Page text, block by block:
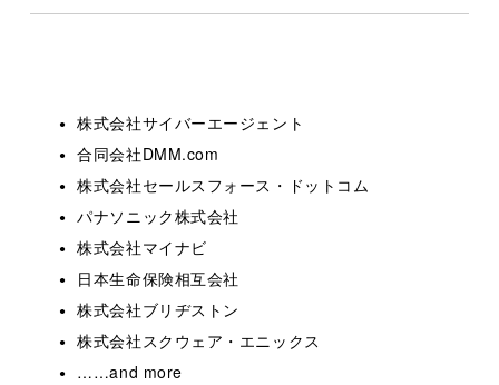
ない疑問点が残れば、面接の場などで確認し、あなたの志
が納得できるゴールをめざしてください！
株式会社サイバーエージェント
合同会社DMM.com
株式会社セールスフォース・ドットコム
パナソニック株式会社
株式会社マイナビ
日本生命保険相互会社
株式会社ブリヂストン
株式会社スクウェア・エニックス
……and more